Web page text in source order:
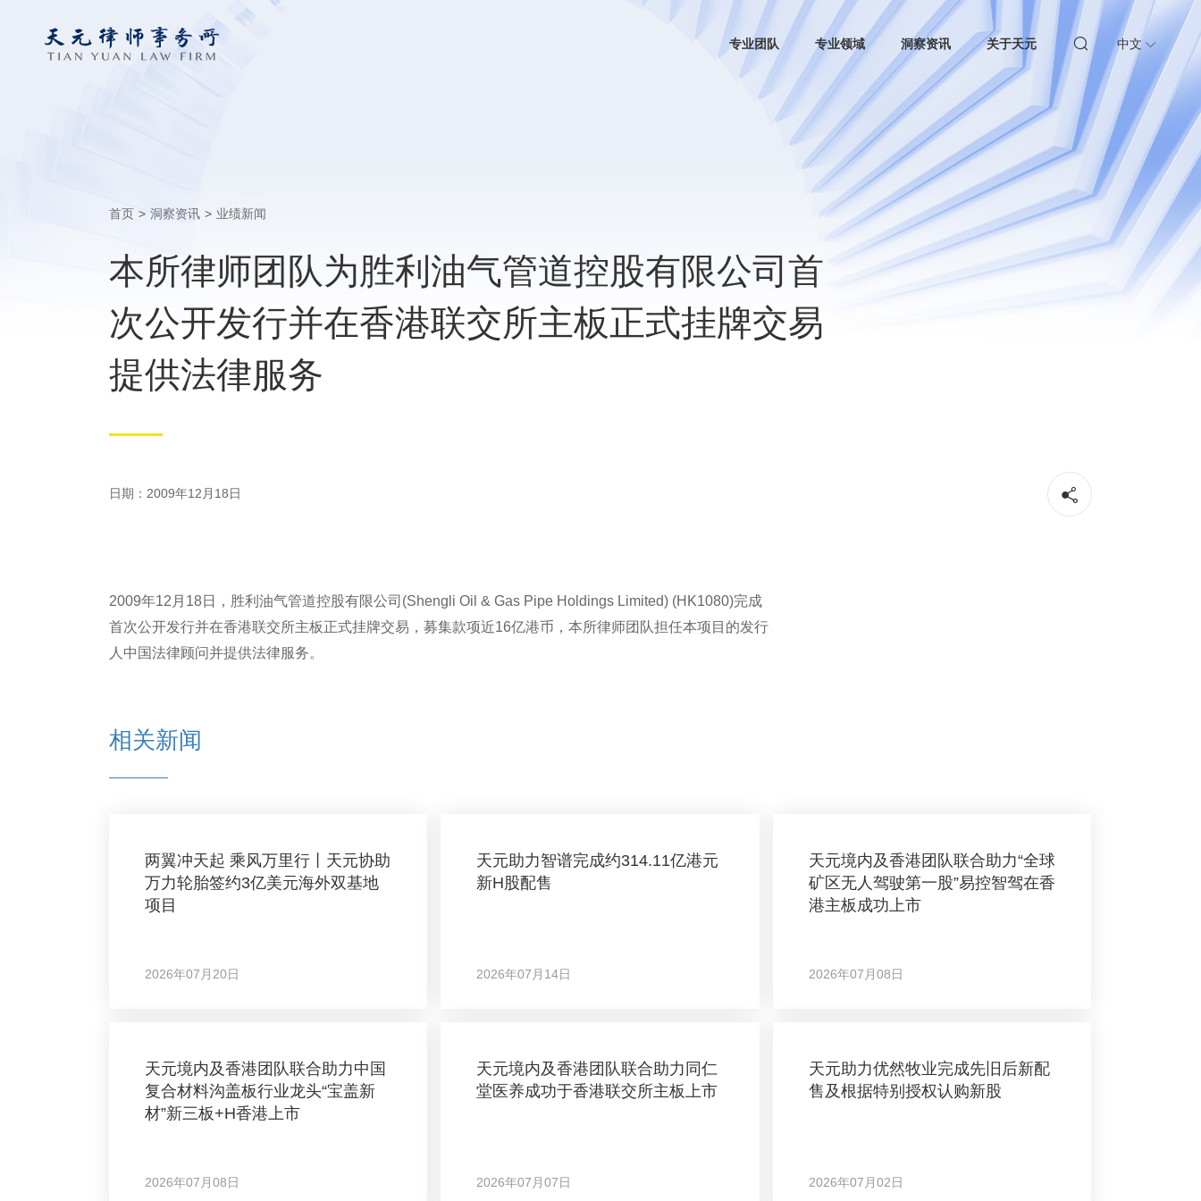
专业团队 专业领域 洞察资讯 关于天元 中文
首页 > 洞察资讯 > 业绩新闻
本所律师团队为胜利油气管道控股有限公司首
次公开发行并在香港联交所主板正式挂牌交易
提供法律服务
日期：2009年12月18日
2009年12月18日，胜利油气管道控股有限公司(Shengli Oil & Gas Pipe Holdings Limited) (HK1080)完成
首次公开发行并在香港联交所主板正式挂牌交易，募集款项近16亿港币，本所律师团队担任本项目的发行
人中国法律顾问并提供法律服务。
相关新闻
两翼冲天起 乘风万里行丨天元协助
万力轮胎签约3亿美元海外双基地
项目
2026年07月20日
天元助力智谱完成约314.11亿港元
新H股配售
2026年07月14日
天元境内及香港团队联合助力“全球
矿区无人驾驶第一股”易控智驾在香
港主板成功上市
2026年07月08日
天元境内及香港团队联合助力中国
复合材料沟盖板行业龙头“宝盖新
材”新三板+H香港上市
2026年07月08日
天元境内及香港团队联合助力同仁
堂医养成功于香港联交所主板上市
2026年07月07日
天元助力优然牧业完成先旧后新配
售及根据特别授权认购新股
2026年07月02日